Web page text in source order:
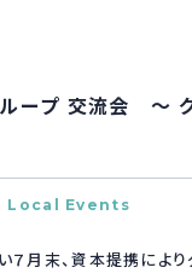
ループ 交流会 ～
Local Events
７月末、資本提携によ